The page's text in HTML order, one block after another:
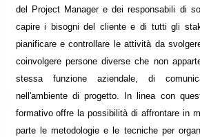
del Project Manager e dei responsabili di
capire i bisogni del cliente e di tutti gli
pianificare e controllare le attività da
coinvolgere persone diverse che non
stessa funzione aziendale, di
nell'ambiente di progetto. In linea con
formativo offre la possibilità di affrontare in
parte le metodologie e le tecniche per